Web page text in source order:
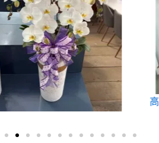
高雄喪禮蘭花 、屏東告別式蘭花